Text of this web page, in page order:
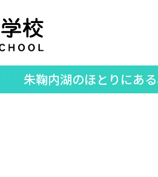
朱鞠内湖のほとりにある